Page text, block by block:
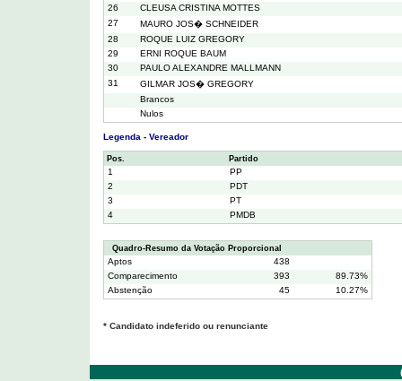
26
CLEUSA CRISTINA MOTTES
27
MAURO JOS� SCHNEIDER
28
ROQUE LUIZ GREGORY
29
ERNI ROQUE BAUM
30
PAULO ALEXANDRE MALLMANN
31
GILMAR JOS� GREGORY
Brancos
Nulos
Legenda - Vereador
Pos. Partido
1
PP
2
PDT
3
PT
4
PMDB
Quadro-Resumo da Votação Proporcional
Aptos
438
Comparecimento
393
89.73%
Abstenção
45 10.27%
* Candidato indeferido ou renunciante